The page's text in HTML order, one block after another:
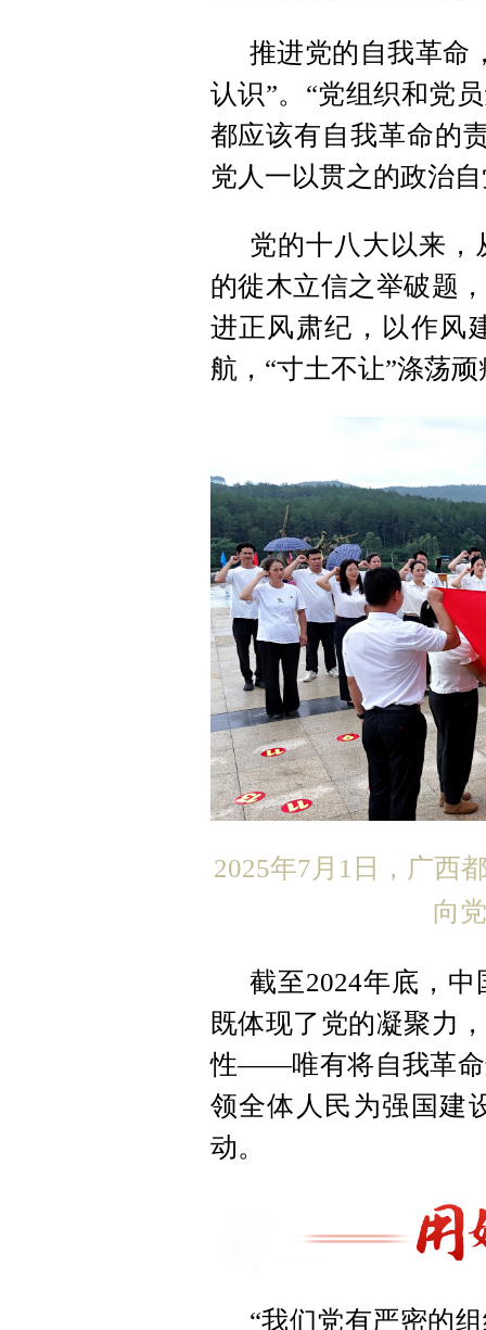
推进党的自我革命
认识”。“党组织和党
都应该有自我革命的
党人一以贯之的政治
党的十八大以来
的徙木立信之举破题
进正风肃纪，以作风
航，“寸土不让”涤荡
2025年7月1日，广西
向
截至2024年底，
既体现了党的凝聚力
性——唯有将自我革命
领全体人民为强国建
动。
“我们党有严密的